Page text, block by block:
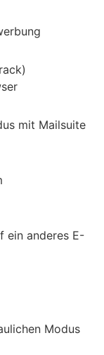
mit Mailsuite
ein anderes E-
Modus